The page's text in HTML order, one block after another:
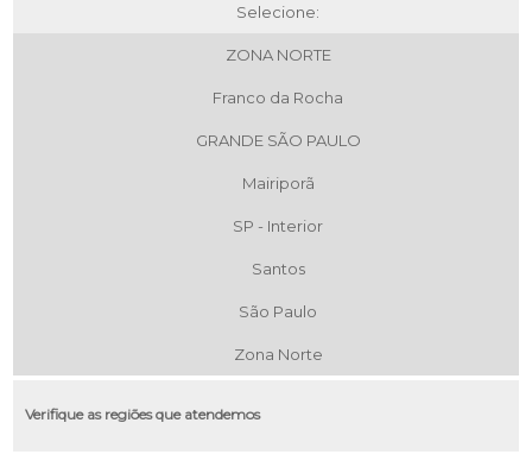
Selecione:
ZONA NORTE
Franco da Rocha
GRANDE SÃO PAULO
Mairiporã
SP - Interior
Santos
São Paulo
Zona Norte
Verifique as regiões que atendemos